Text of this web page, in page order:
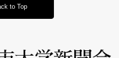
to Top